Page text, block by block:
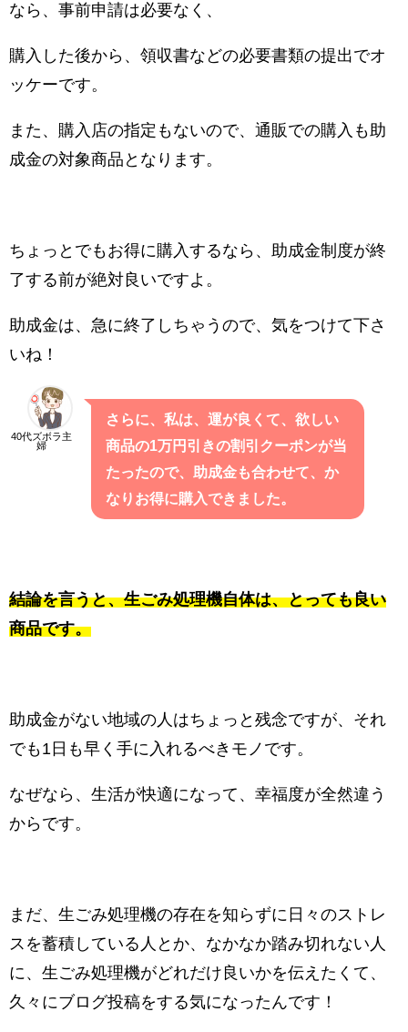
なら、事前申請は必要なく、
購入した後から、領収書などの必要書類の提出でオ
ッケーです。
また、購入店の指定もないので、通販での購入も助
成金の対象商品となります。
ちょっとでもお得に購入するなら、助成金制度が終
了する前が絶対良いですよ。
助成金は、急に終了しちゃうので、気をつけて下さ
いね！
40代ズボラ主
婦
さらに、私は、運が良くて、欲しい
商品の1万円引きの割引クーポンが当
たったので、助成金も合わせて、か
なりお得に購入できました。
結論を言うと、生ごみ処理機自体は、とっても良い
商品です。
助成金がない地域の人はちょっと残念ですが、それ
でも1日も早く手に入れるべきモノです。
なぜなら、生活が快適になって、幸福度が全然違う
からです。
まだ、生ごみ処理機の存在を知らずに日々のストレ
スを蓄積している人とか、なかなか踏み切れない人
に、生ごみ処理機がどれだけ良いかを伝えたくて、
久々にブログ投稿をする気になったんです！